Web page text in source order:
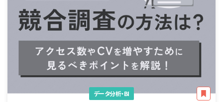
データ分析・BI